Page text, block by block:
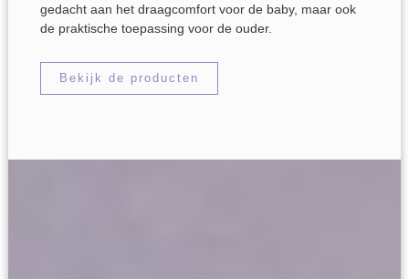
gedacht aan het draagcomfort voor de baby, maar ook
de praktische toepassing voor de ouder.
Bekijk de producten